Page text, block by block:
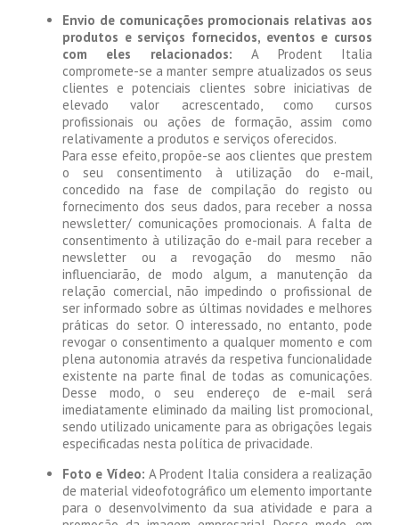
Envio de comunicações promocionais relativas aos
produtos e serviços fornecidos, eventos e cursos
com eles relacionados:A Prodent Italia
compromete-se a manter sempre atualizados os seus
clientes e potenciais clientes sobre iniciativas de
elevado valor acrescentado, como cursos
profissionais ou ações de formação, assim como
relativamente a produtos e serviços oferecidos.
Para esse efeito, propõe-se aos clientes que prestem
o seu consentimento à utilização do e-mail,
concedido na fase de compilação do registo ou
fornecimento dos seus dados, para receber a nossa
newsletter/ comunicações promocionais. A falta de
consentimento à utilização do e-mail para receber a
newsletter ou a revogação do mesmo não
influenciarão, de modo algum, a manutenção da
relação comercial, não impedindo o profissional de
ser informado sobre as últimas novidades e melhores
práticas do setor. O interessado, no entanto, pode
revogar o consentimento a qualquer momento e com
plena autonomia através da respetiva funcionalidade
existente na parte final de todas as comunicações.
Desse modo, o seu endereço de e-mail será
imediatamente eliminado da mailing list promocional,
sendo utilizado unicamente para as obrigações legais
especificadas nesta política de privacidade.
Foto e Vídeo: A Prodent Italia considera a realização
de material videofotográfico um elemento importante
para o desenvolvimento da sua atividade e para a